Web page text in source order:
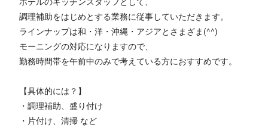
調理補助をはじめとする業務に従事していただきます。
ラインナップは和・洋・沖縄・アジアとさまざま(^^)
モーニングの対応になりますので、
勤務時間帯を午前中のみで考えている方におすすめです。
【具体的には？】
・調理補助、盛り付け
・片付け、清掃 など